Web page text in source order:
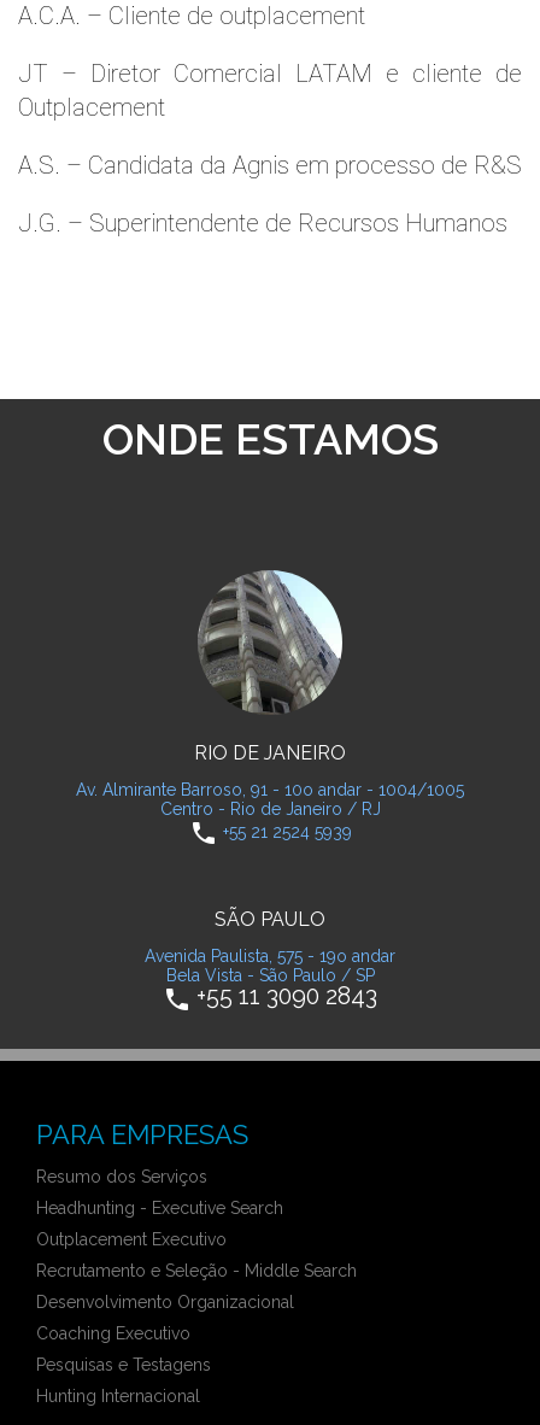
A.C.A. – Cliente de outplacement
JT – Diretor Comercial LATAM e cliente de
Outplacement
A.S. – Candidata da Agnis em processo de R&S
J.G. – Superintendente de Recursos Humanos
ONDE ESTAMOS
RIO DE JANEIRO
Av. Almirante Barroso, 91 - 10o andar - 1004/1005
Centro - Rio de Janeiro / RJ
phone +55 21 2524 5939
SÃO PAULO
Avenida Paulista, 575 - 19o andar
Bela Vista - São Paulo / SP
phone +55 11 3090 2843
PARA EMPRESAS
Resumo dos Serviços
Headhunting - Executive Search
Outplacement Executivo
Recrutamento e Seleção - Middle Search
Desenvolvimento Organizacional
Coaching Executivo
Pesquisas e Testagens
Hunting Internacional